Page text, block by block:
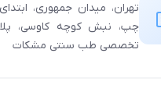
تهران، میدان جمهوری،
تخصصی طب سنتی مشکات